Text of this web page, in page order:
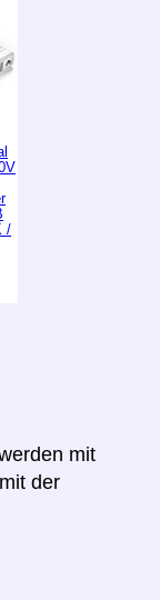
/
mit
der